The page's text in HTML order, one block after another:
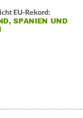
EU-Rekord:
SPANIEN UND